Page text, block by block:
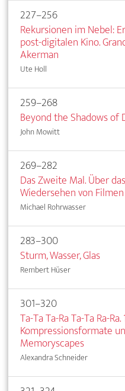
227–256
Rekursionen im Nebel:
post-digitalen Kino.
Akerman
Ute Holl
259–268
Beyond the Shadows of
John Mowitt
269–282
Das Zweite Mal. Über das
Wiedersehen von
Michael Rohrwasser
283–300
Sturm, Wasser, Glas
Rembert Hüser
301–320
Ta-Ta Ta-Ra Ta-Ta Ra-Ra.
Kompressionsformate
Memoryscapes
Alexandra Schneider